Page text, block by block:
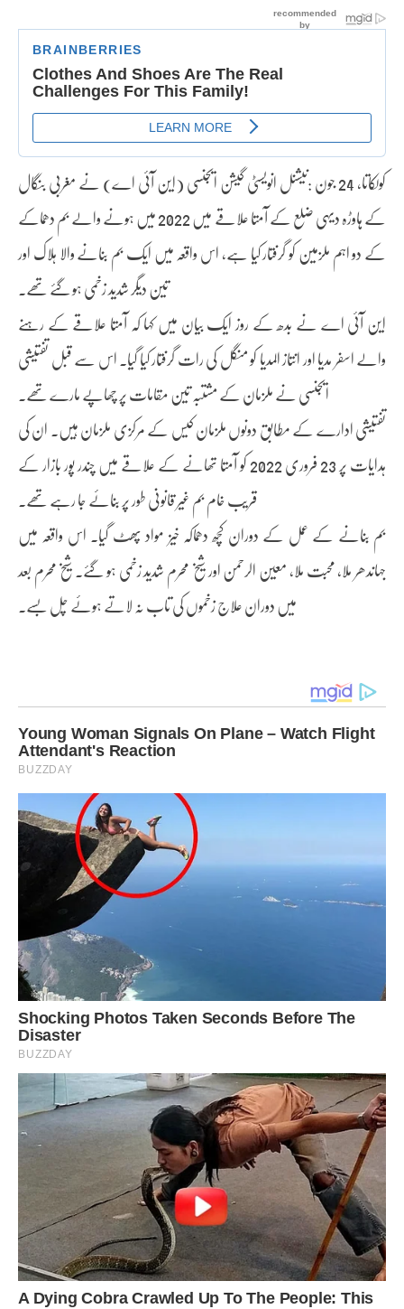
کولکاتا، 24 جون :نیشنل انویسٹی گیشن ایجنسی (این آئی اے) نے مغربی بنگال
کے ہاوڑہ دیہی ضلع کے آمتا علاقے میں 2022 میں ہونے والے بم دھماکے
کے دو اہم ملزمین کو گرفتار کیا ہے، اس واقعہ میں ایک بم بنانے والا ہلاک اور
تین دیگر شدید زخمی ہو گئے تھے۔
این آئی اے نے بدھ کے روز ایک بیان میں کہا کہ آمتا علاقے کے رہنے
والے اسفر مدیا اور انتاز المدیا کو منگل کی رات گرفتار کیا گیا۔ اس سے قبل تفتیشی
ایجنسی نے ملزمان کے مشتبہ تین مقامات پر چھاپے مارے تھے۔
تفتیشی ادارے کے مطابق دونوں ملزمان کیس کے مرکزی ملزمان ہیں۔ ان کی
ہدایات پر 23 فروری 2022 کو آمتا تھانے کے علاقے میں چندر پور بازار کے
قریب خام بم غیر قانونی طور پر بنائے جا رہے تھے۔
بم بنانے کے عمل کے دوران کچھ دھماکہ خیز مواد پھٹ گیا۔ اس واقعہ میں
جہاںدھر ملا، محبت ملا، معین الرحمن اور شیخ محرم شدید زخمی ہو گئے۔ شیخ محرم بعد
میں دوران علاج زخموں کی تاب نہ لاتے ہوئے چل بسے۔